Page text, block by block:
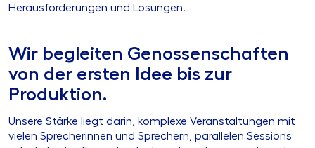
Herausforderungen und Lösungen.
Wir begleiten Genossenschaften
von der ersten Idee bis zur
Produktion.
Unsere Stärke liegt darin, komplexe Veranstaltungen mit
vielen Sprecherinnen und Sprechern, parallelen Sessions